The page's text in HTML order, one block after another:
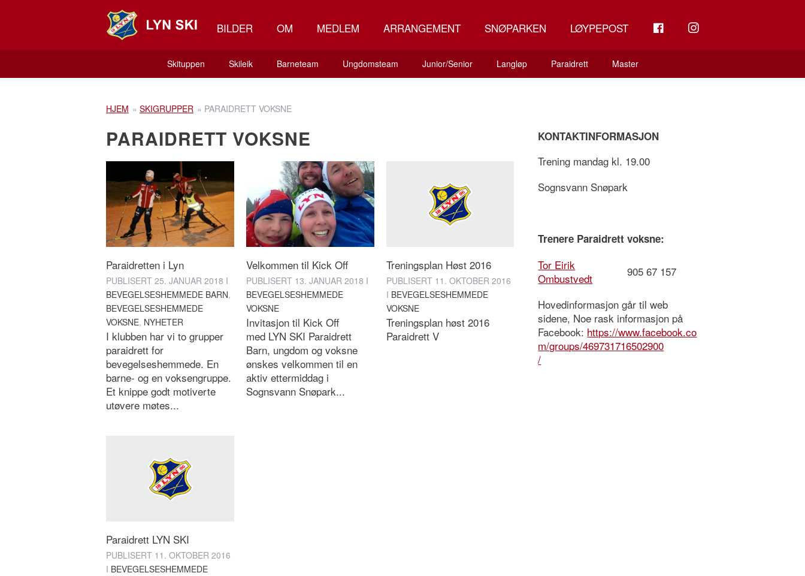
BILDER OM MEDLEM ARRANGEMENT SNØPARKEN LØYPEPOST INSTAGRAM
Skituppen Skileik Barneteam Ungdomsteam Junior/Senior Langløp Paraidrett Master
HJEM » SKIGRUPPER » PARAIDRETT VOKSNE
PARAIDRETT VOKSNE
Paraidretten i Lyn
PUBLISERT 25. JANUAR 2018 I
BEVEGELSESHEMMEDE BARN,
BEVEGELSESHEMMEDE
VOKSNE, NYHETER
I klubben har vi to grupper
paraidrett for
bevegelseshemmede. En
barne- og en voksengruppe.
Et knippe godt motiverte
utøvere møtes...
Velkommen til Kick Off
PUBLISERT 13. JANUAR 2018 I
BEVEGELSESHEMMEDE
VOKSNE
Invitasjon til Kick Off
med LYN SKI Paraidrett
Barn, ungdom og voksne
ønskes velkommen til en
aktiv ettermiddag i
Sognsvann Snøpark...
Treningsplan Høst 2016
PUBLISERT 11. OKTOBER 2016
I BEVEGELSESHEMMEDE
VOKSNE
Treningsplan høst 2016
Paraidrett V
Paraidrett LYN SKI
PUBLISERT 11. OKTOBER 2016
I BEVEGELSESHEMMEDE
KONTAKTINFORMASJON
Trening mandag kl. 19.00
Sognsvann Snøpark
Trenere Paraidrett voksne:
Tor Eirik
Ombustvedt
905 67 157
Hovedinformasjon går til web
sidene, Noe rask informasjon på
Facebook: https://www.facebook.co
m/groups/469731716502900
/